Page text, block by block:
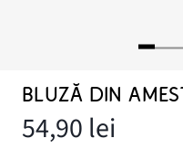
BLUZĂ DIN
54,90 lei